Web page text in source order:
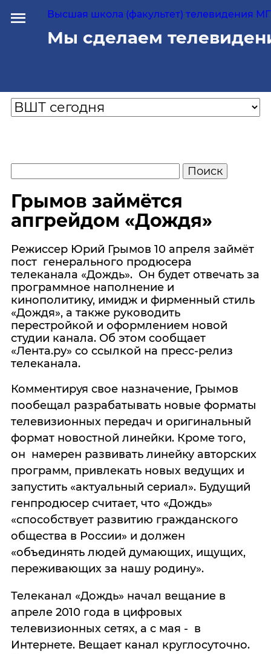
Высшая школа (факультет) телевидения
Мы сделаем
Грымов займётся
апгрейдом «Дождя»
Режиссер Юрий Грымов 10 апреля займёт
пост генерального продюсера
телеканала «Дождь». Он будет отвечать за
программное наполнение и
кинополитику, имидж и фирменный стиль
«Дождя», а также руководить
перестройкой и оформлением новой
студии канала. Об этом сообщает
«Лента.ру» со ссылкой на пресс-релиз
телеканала.
Комментируя свое назначение, Грымов
пообещал разрабатывать новые форматы
телевизионных передач и оригинальный
формат новостной линейки. Кроме того,
он намерен развивать линейку авторских
программ, привлекать новых ведущих и
запустить «актуальный сериал». Будущий
генпродюсер считает, что «Дождь»
«способствует развитию гражданского
общества в России» и должен
«объединять людей думающих, ищущих,
переживающих за нашу родину».
Телеканал «Дождь» начал вещание в
апреле 2010 года в цифровых
телевизионных сетях, а с мая - в
Интернете. Вещает канал круглосуточно.